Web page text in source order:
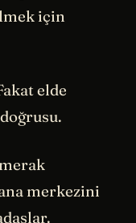
için
elde
merkezini